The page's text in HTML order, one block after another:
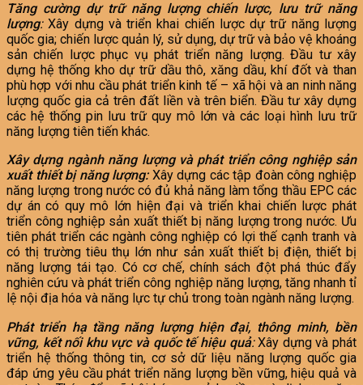
Tăng cường dự trữ năng lượng chiến lược, lưu trữ năng
lượng:Xây dựng và triển khai chiến lược dự trữ năng lượng
quốc gia; chiến lược quản lý, sử dụng, dự trữ và bảo vệ khoáng
sản chiến lược phục vụ phát triển năng lượng. Đầu tư xây
dựng hệ thống kho dự trữ dầu thô, xăng dầu, khí đốt và than
phù hợp với nhu cầu phát triển kinh tế – xã hội và an ninh năng
lượng quốc gia cả trên đất liền và trên biển. Đầu tư xây dựng
các hệ thống pin lưu trữ quy mô lớn và các loại hình lưu trữ
năng lượng tiên tiến khác.
Xây dựng ngành năng lượng và phát triển công nghiệp sản
xuất thiết bị năng lượng:Xây dựng các tập đoàn công nghiệp
năng lượng trong nước có đủ khả năng làm tổng thầu EPC các
dự án có quy mô lớn hiện đại và triển khai chiến lược phát
triển công nghiệp sản xuất thiết bị năng lượng trong nước. Ưu
tiên phát triển các ngành công nghiệp có lợi thế cạnh tranh và
có thị trường tiêu thụ lớn như sản xuất thiết bị điện, thiết bị
năng lượng tái tạo. Có cơ chế, chính sách đột phá thúc đẩy
nghiên cứu và phát triển công nghiệp năng lượng, tăng nhanh tỉ
lệ nội địa hóa và năng lực tự chủ trong toàn ngành năng lượng.
Phát triển hạ tầng năng lượng hiện đại, thông minh, bền
vững, kết nối khu vực và quốc tế hiệu quả:Xây dựng và phát
triển hệ thống thông tin, cơ sở dữ liệu năng lượng quốc gia
đáp ứng yêu cầu phát triển năng lượng bền vững, hiệu quả và